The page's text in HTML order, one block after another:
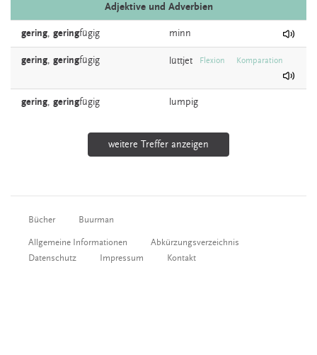
Adjektive und Adverbien
gering, geringfügig minn
gering, geringfügig lüttjet Flexion Komparation
gering, geringfügig lumpig
weitere Treffer anzeigen
Bücher Buurman
Allgemeine Informationen
Abkürzungsverzeichnis
Datenschutz
Impressum Kontakt